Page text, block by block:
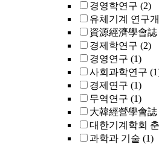
경영학연구 (2)
유체기계 연구
資源經濟學會誌
경제학연구 (2)
경영연구 (1)
사회과학연구
경제연구 (1)
무역연구 (1)
大韓經營學會誌
대한기계학회
과학과 기술 (1)